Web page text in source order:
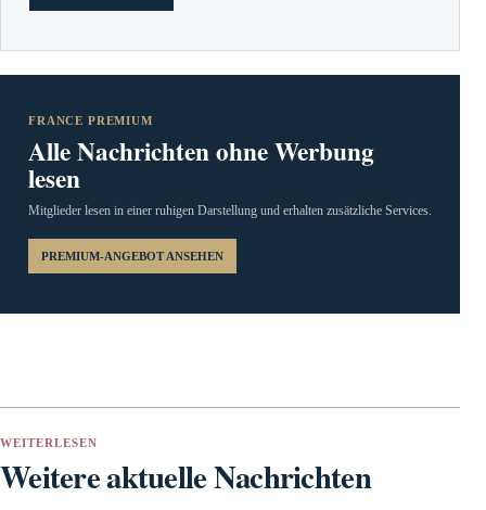
FRANCE PREMIUM
Alle Nachrichten ohne Werbung
lesen
Mitglieder lesen in einer ruhigen Darstellung und erhalten zusätzliche Services.
PREMIUM-ANGEBOT ANSEHEN
WEITERLESEN
Weitere aktuelle Nachrichten